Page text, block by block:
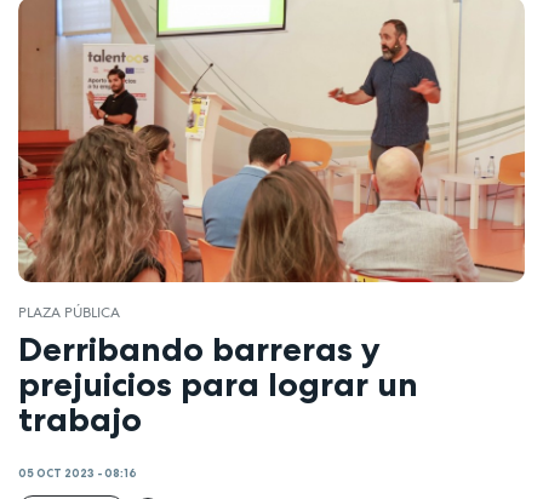
PLAZA PÚBLICA
Derribando barreras y
prejuicios para lograr un
trabajo
05 OCT 2023 - 08:16